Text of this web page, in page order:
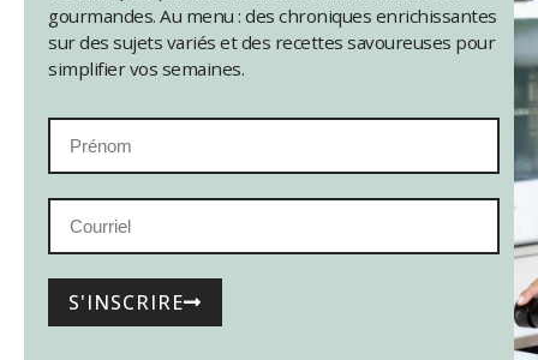
gourmandes. Au menu : des chroniques enrichissantes
sur des sujets variés et des recettes savoureuses pour
simplifier vos semaines.
S'INSCRIRE